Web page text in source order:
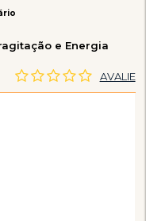
e Energia
AVALIE